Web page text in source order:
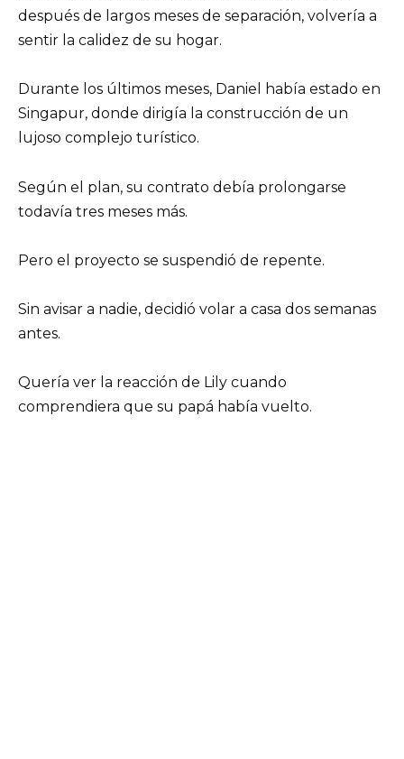
después de largos meses de separación, volvería a
sentir la calidez de su hogar.
Durante los últimos meses, Daniel había estado en
Singapur, donde dirigía la construcción de un
lujoso complejo turístico.
Según el plan, su contrato debía prolongarse
todavía tres meses más.
Pero el proyecto se suspendió de repente.
Sin avisar a nadie, decidió volar a casa dos semanas
antes.
Quería ver la reacción de Lily cuando
comprendiera que su papá había vuelto.